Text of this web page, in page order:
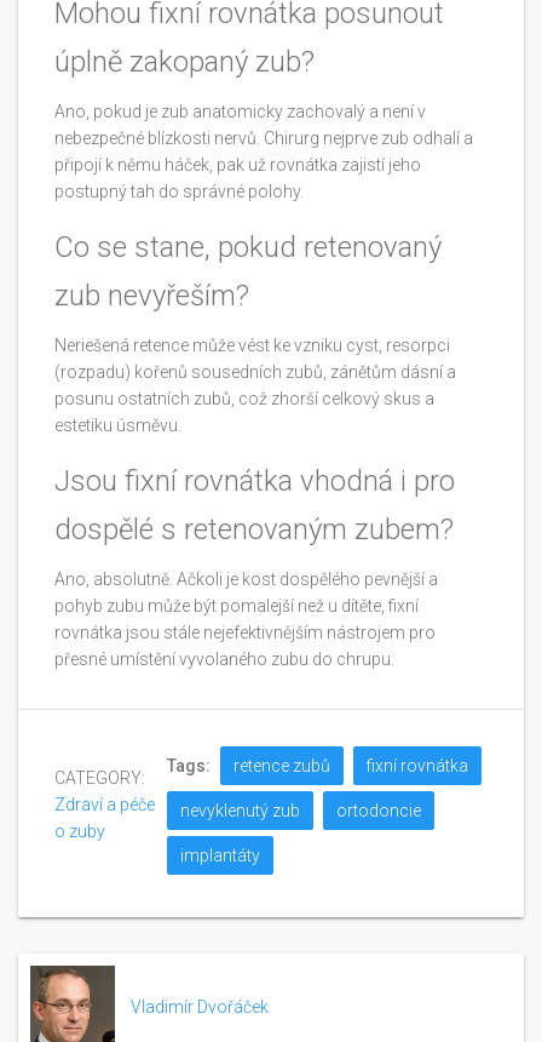
Mohou fixní rovnátka posunout
úplně zakopaný zub?
Ano, pokud je zub anatomicky zachovalý a není v
nebezpečné blízkosti nervů. Chirurg nejprve zub odhalí a
připojí k němu háček, pak už rovnátka zajistí jeho
postupný tah do správné polohy.
Co se stane, pokud retenovaný
zub nevyřeším?
Neriešená retence může vést ke vzniku cyst, resorpci
(rozpadu) kořenů sousedních zubů, zánětům dásní a
posunu ostatních zubů, což zhorší celkový skus a
estetiku úsměvu.
Jsou fixní rovnátka vhodná i pro
dospělé s retenovaným zubem?
Ano, absolutně. Ačkoli je kost dospělého pevnější a
pohyb zubu může být pomalejší než u dítěte, fixní
rovnátka jsou stále nejefektivnějším nástrojem pro
přesné umístění vyvolaného zubu do chrupu.
CATEGORY:
Zdraví a péče
o zuby
Tags: retence zubů fixní rovnátka
nevyklenutý zub ortodoncie
implantáty
Vladimír Dvořáček